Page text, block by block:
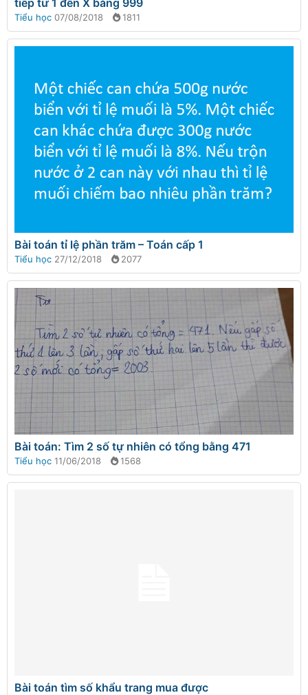
tiếp từ 1 đến X bằng 999
Tiểu học 07/08/2018 1811
Bài toán tỉ lệ phần trăm – Toán cấp 1
Tiểu học 27/12/2018 2077
Bài toán: Tìm 2 số tự nhiên có tổng bằng 471
Tiểu học 11/06/2018 1568
Bài toán tìm số khẩu trang mua được